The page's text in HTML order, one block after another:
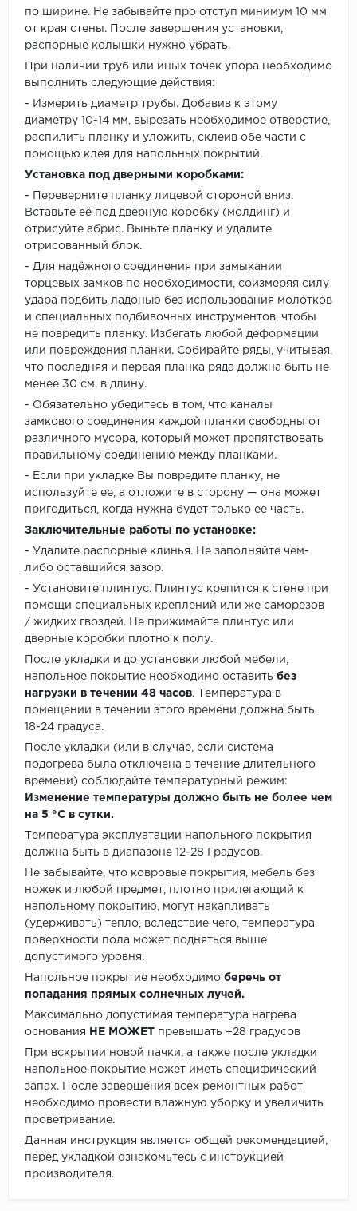
по ширине. Не забывайте про отступ минимум 10 мм
от края стены. После завершения установки,
распорные колышки нужно убрать.
При наличии труб или иных точек упора необходимо
выполнить следующие действия:
- Измерить диаметр трубы. Добавив к этому
диаметру 10-14 мм, вырезать необходимое отверстие,
распилить планку и уложить, склеив обе части с
помощью клея для напольных покрытий.
Установка под дверными коробками:
- Переверните планку лицевой стороной вниз.
Вставьте её под дверную коробку (молдинг) и
отрисуйте абрис. Выньте планку и удалите
отрисованный блок.
- Для надёжного соединения при замыкании
торцевых замков по необходимости, соизмеряя силу
удара подбить ладонью без использования молотков
и специальных подбивочных инструментов, чтобы
не повредить планку. Избегать любой деформации
или повреждения планки. Собирайте ряды, учитывая,
что последняя и первая планка ряда должна быть не
менее 30 см. в длину.
- Обязательно убедитесь в том, что каналы
замкового соединения каждой планки свободны от
различного мусора, который может препятствовать
правильному соединению между планками.
- Если при укладке Вы повредите планку, не
используйте ее, а отложите в сторону — она может
пригодиться, когда нужна будет только ее часть.
Заключительные работы по установке:
- Удалите распорные клинья. Не заполняйте чем-
либо оставшийся зазор.
- Установите плинтус. Плинтус крепится к стене при
помощи специальных креплений или же саморезов
/ жидких гвоздей. Не прижимайте плинтус или
дверные коробки плотно к полу.
После укладки и до установки любой мебели,
напольное покрытие необходимо оставить без
нагрузки в течении 48 часов. Температура в
помещении в течении этого времени должна быть
18-24 градуса.
После укладки (или в случае, если система
подогрева была отключена в течение длительного
времени) соблюдайте температурный режим:
Изменение температуры должно быть не более чем
на 5 °C в сутки.
Температура эксплуатации напольного покрытия
должна быть в диапазоне 12-28 Градусов.
Не забывайте, что ковровые покрытия, мебель без
ножек и любой предмет, плотно прилегающий к
напольному покрытию, могут накапливать
(удерживать) тепло, вследствие чего, температура
поверхности пола может подняться выше
допустимого уровня.
Напольное покрытие необходимо беречь от
попадания прямых солнечных лучей.
Максимально допустимая температура нагрева
основания
НЕ МОЖЕТ превышать +28 градусов
При вскрытии новой пачки, а также после укладки
напольное покрытие может иметь специфический
запах. После завершения всех ремонтных работ
необходимо провести влажную уборку и увеличить
проветривание.
Данная инструкция является общей рекомендацией,
перед укладкой ознакомьтесь с инструкцией
производителя.